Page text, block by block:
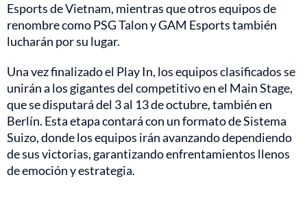
Esports de Vietnam, mientras que otros equipos de
renombre como PSG Talon y GAM Esports también
lucharán por su lugar.
Una vez finalizado el Play In, los equipos clasificados se
unirán a los gigantes del competitivo en el Main Stage,
que se disputará del 3 al 13 de octubre, también en
Berlín. Esta etapa contará con un formato de Sistema
Suizo, donde los equipos irán avanzando dependiendo
de sus victorias, garantizando enfrentamientos llenos
de emoción y estrategia.